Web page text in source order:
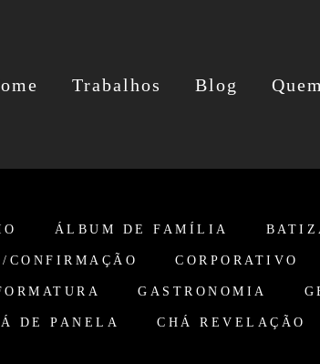
Trabalhos Blog
ÁLBUM DE FAMÍLIA
CONFIRMAÇÃO CORPORATIVO
GASTRONOMIA
DE PANELA CHÁ REVELAÇÃO